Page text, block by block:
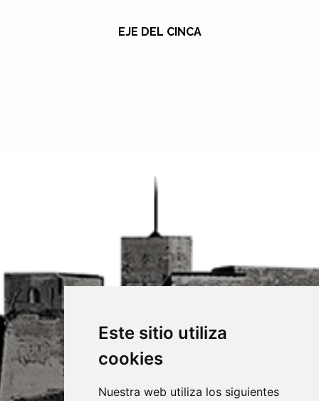
Este sitio utiliza
cookies
Nuestra web utiliza los siguientes
EJE DEL CINCA